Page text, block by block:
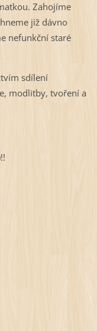
Zahojíme
již dávno
nefunkční staré
sdílení
modlitby, tvoření a